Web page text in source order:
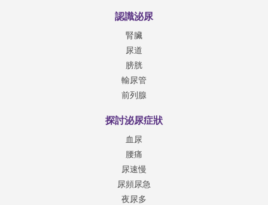
認識泌尿
腎臟
尿道
膀胱
輸尿管
前列腺
探討泌尿症狀
血尿
腰痛
尿速慢
尿頻尿急
夜尿多